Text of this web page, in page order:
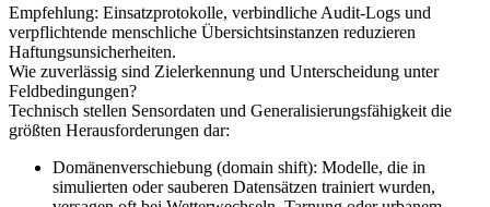
Empfehlung: Einsatzprotokolle, verbindliche Audit‑Logs und
verpflichtende menschliche Übersichtsinstanzen reduzieren
Haftungsunsicherheiten.
Wie zuverlässig sind Zielerkennung und Unterscheidung unter
Feldbedingungen?
Technisch stellen Sensordaten und Generalisierungsfähigkeit die
größten Herausforderungen dar:
Domänenverschiebung (domain shift): Modelle, die in
simulierten oder sauberen Datensätzen trainiert wurden,